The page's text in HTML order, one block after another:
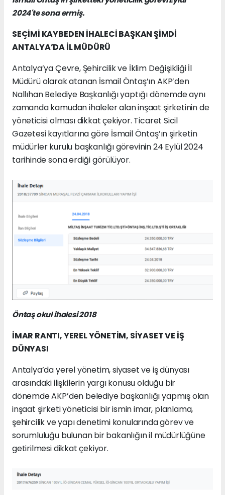
2024'te sona ermiş.
SEÇİMİ KAYBEDEN İHALECİ BAŞKAN ŞİMDİ
ANTALYA’DA İL MÜDÜRÜ
Antalya’ya Çevre, Şehircilik ve İklim Değişikliği İl
Müdürü olarak atanan İsmail Öntaş’ın AKP’den
Nallıhan Belediye Başkanlığı yaptığı dönemde aynı
zamanda kamudan ihaleler alan inşaat şirketinin de
yöneticisi olması dikkat çekiyor. Ticaret Sicil
Gazetesi kayıtlarına göre İsmail Öntaş’ın şirketin
müdürler kurulu başkanlığı görevinin 24 Eylül 2024
tarihinde sona erdiği görülüyor.
Öntaş okul ihalesi 2018
İMAR RANTI, YEREL YÖNETİM, SİYASET VE İŞ
DÜNYASI
Antalya’da yerel yönetim, siyaset ve iş dünyası
arasındaki ilişkilerin yargı konusu olduğu bir
dönemde AKP’den belediye başkanlığı yapmış olan
inşaat şirketi yöneticisi bir ismin imar, planlama,
şehircilik ve yapı denetimi konularında görev ve
sorumluluğu bulunan bir bakanlığın il müdürlüğüne
getirilmesi dikkat çekiyor.